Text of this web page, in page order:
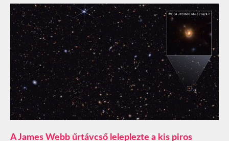
A James Webb űrtávcső leleplezte a kis piros